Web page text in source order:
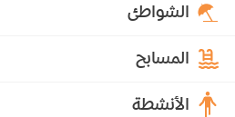
الشواطئ
المسابح
الأنشطة